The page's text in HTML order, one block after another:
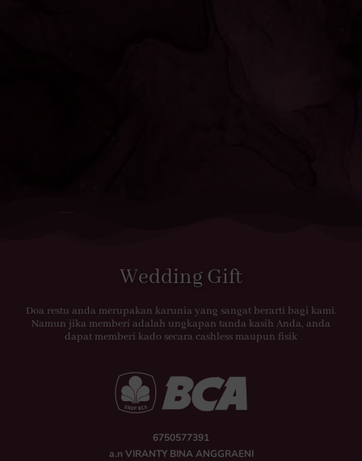
Wedding Gift
Doa restu anda merupakan karunia yang sangat berarti bagi kami.
Namun jika memberi adalah ungkapan tanda kasih Anda, anda
dapat memberi kado secara cashless maupun fisik
6750577391
a.n VIRANTY BINA ANGGRAENI